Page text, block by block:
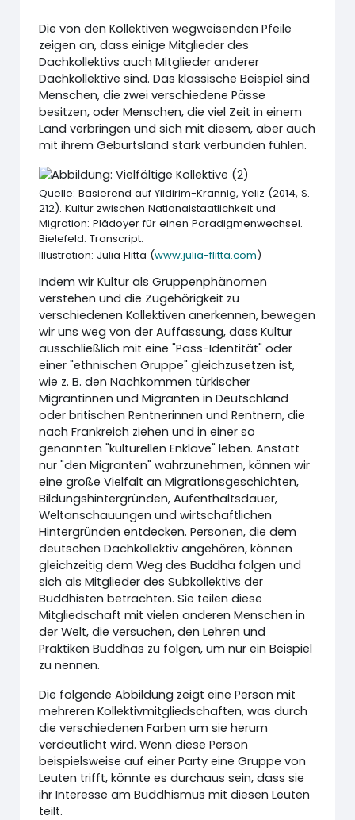
Die von den Kollektiven wegweisenden Pfeile
zeigen an, dass einige Mitglieder des
Dachkollektivs auch Mitglieder anderer
Dachkollektive sind. Das klassische Beispiel sind
Menschen, die zwei verschiedene Pässe
besitzen, oder Menschen, die viel Zeit in einem
Land verbringen und sich mit diesem, aber auch
mit ihrem Geburtsland stark verbunden fühlen.
Quelle: Basierend auf Yildirim-Krannig, Yeliz (2014, S.
212). Kultur zwischen Nationalstaatlichkeit und
Migration: Plädoyer für einen Paradigmenwechsel.
Bielefeld: Transcript.
Illustration: Julia Flitta (www.julia-flitta.com)
Indem wir Kultur als Gruppenphänomen
verstehen und die Zugehörigkeit zu
verschiedenen Kollektiven anerkennen, bewegen
wir uns weg von der Auffassung, dass Kultur
ausschließlich mit eine "Pass-Identität" oder
einer "ethnischen Gruppe" gleichzusetzen ist,
wie z. B. den Nachkommen türkischer
Migrantinnen und Migranten in Deutschland
oder britischen Rentnerinnen und Rentnern, die
nach Frankreich ziehen und in einer so
genannten "kulturellen Enklave" leben. Anstatt
nur "den Migranten" wahrzunehmen, können wir
eine große Vielfalt an Migrationsgeschichten,
Bildungshintergründen, Aufenthaltsdauer,
Weltanschauungen und wirtschaftlichen
Hintergründen entdecken. Personen, die dem
deutschen Dachkollektiv angehören, können
gleichzeitig dem Weg des Buddha folgen und
sich als Mitglieder des Subkollektivs der
Buddhisten betrachten. Sie teilen diese
Mitgliedschaft mit vielen anderen Menschen in
der Welt, die versuchen, den Lehren und
Praktiken Buddhas zu folgen, um nur ein Beispiel
zu nennen.
Die folgende Abbildung zeigt eine Person mit
mehreren Kollektivmitgliedschaften, was durch
die verschiedenen Farben um sie herum
verdeutlicht wird. Wenn diese Person
beispielsweise auf einer Party eine Gruppe von
Leuten trifft, könnte es durchaus sein, dass sie
ihr Interesse am Buddhismus mit diesen Leuten
teilt.